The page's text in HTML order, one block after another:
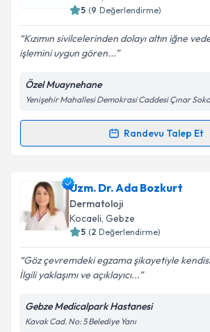
Kişisel verilerimin işlenmesine
Metni'ni okudum ve kişisel
kapsamda işlenmesini kabul
5 (9 Değerlendirme)
Kızımın sivilcelerinden dolayı altın iğne
işlemini uygun gören...
Özel Muaynehane
Yenişehir Mahallesi Demokrasi Caddesi Çınar
Randevu Talep Et
Randevu Takvimi Talebi
Doç. Dr. Berna Aksoyiçin randevu
oluşturun. Size bu uzmandan randevu
takvim hazırlandığında e-posta ile
Kişisel verilerimin işlenmesine
Metni'ni okudum ve kişisel
Uzm. Dr. Ada Bozkurt
Dermatoloji
Kocaeli, Gebze
5 (2 Değerlendirme)
Göz çevremdeki egzama şikayetiyle
İlgili yaklaşımı ve açıklayıcı...
Gebze Medicalpark Hastanesi
Kavak Cad. No: 5 Belediye Yanı